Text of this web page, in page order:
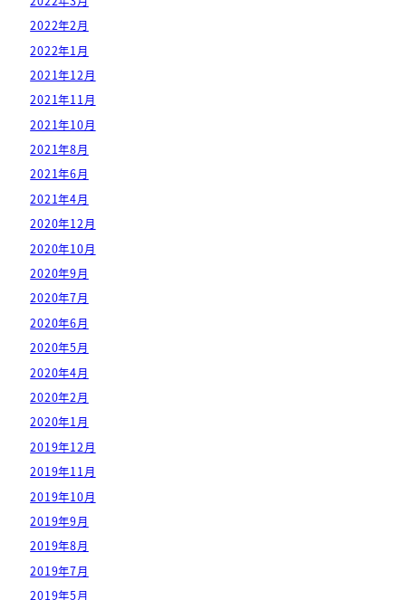
2022年2月
2022年1月
2021年12月
2021年11月
2021年10月
2021年8月
2021年6月
2021年4月
2020年12月
2020年10月
2020年9月
2020年7月
2020年6月
2020年5月
2020年4月
2020年2月
2020年1月
2019年12月
2019年11月
2019年10月
2019年9月
2019年8月
2019年7月
2019年5月